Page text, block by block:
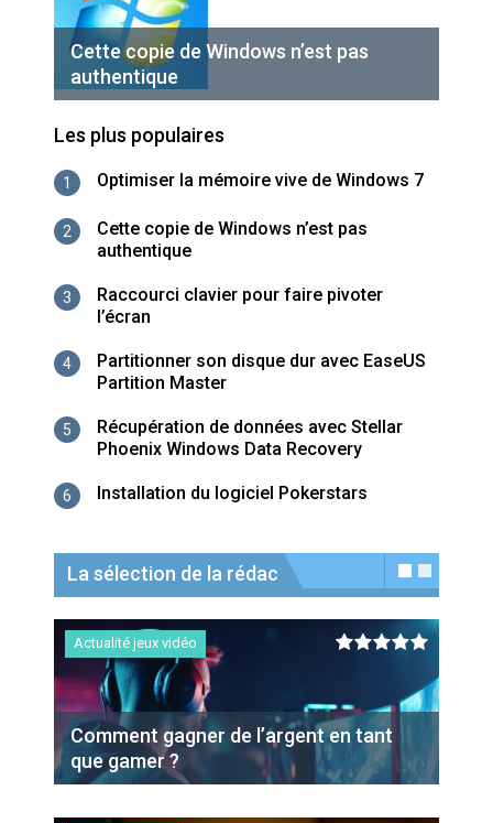
Cette copie de Windows n’est pas
authentique
Les plus populaires
1 Optimiser la mémoire vive de Windows 7
2
Cette copie de Windows n’est pas
authentique
3
Raccourci clavier pour faire pivoter
l’écran
4
Partitionner son disque dur avec EaseUS
Partition Master
5
Récupération de données avec Stellar
Phoenix Windows Data Recovery
6 Installation du logiciel Pokerstars
La sélection de la rédac
Actualité jeux vidéo
Comment gagner de l’argent en tant
que gamer ?
Tutoriels
Transfert de contenu de pc à pc avec
EaseUs Todo PCTrans